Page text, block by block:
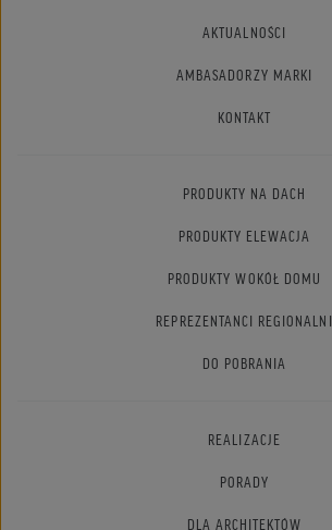
AKTUALNOŚCI
AMBASADORZY MARKI
KONTAKT
PRODUKTY NA DACH
PRODUKTY ELEWACJA
PRODUKTY WOKÓŁ DOMU
REPREZENTANCI REGIONALNI
DO POBRANIA
REALIZACJE
PORADY
DLA ARCHITEKTÓW